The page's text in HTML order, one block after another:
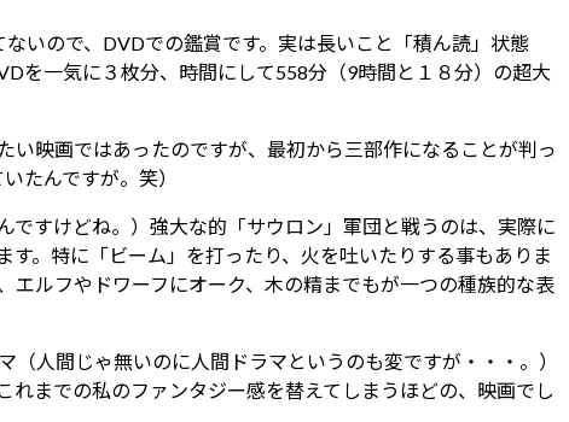
いので、DVDでの鑑賞です。実は長いこと「積ん読」状態
を一気に３枚分、時間にして558分（9時間と１８分）の超大
映画ではあったのですが、最初から三部作になることが判っ
たんですが。笑）
すけどね。）強大な的「サウロン」軍団と戦うのは、実際に
。特に「ビーム」を打ったり、火を吐いたりする事もありま
ルフやドワーフにオーク、木の精までもが一つの種族的な表
人間じゃ無いのに人間ドラマというのも変ですが・・・。）
までの私のファンタジー感を替えてしまうほどの、映画でし